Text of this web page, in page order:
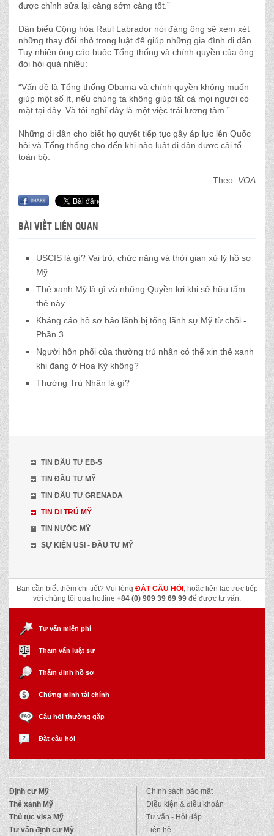
được chỉnh sửa lại càng sớm càng tốt.”
Dân biểu Cộng hòa Raul Labrador nói đảng ông sẽ xem xét
những thay đổi nhỏ trong luật để giúp những gia đình di dân.
Tuy nhiên ông cáo buộc Tổng thống và chính quyền của ông
đòi hỏi quá nhiều:
“Vấn đề là Tổng thống Obama và chính quyền không muốn
giúp một số ít, nếu chúng ta không giúp tất cả mọi người có
mặt tại đây. Và tôi nghĩ đây là một việc trái lương tâm.”
Những di dân cho biết họ quyết tiếp tục gây áp lực lên Quốc
hội và Tổng thống cho đến khi nào luật di dân được cải tổ
toàn bộ.
Theo: VOA
BÀI VIẾT LIÊN QUAN
USCIS là gì? Vai trò, chức năng và thời gian xử lý hồ sơ
Mỹ
Thẻ xanh Mỹ là gì và những Quyền lợi khi sở hữu tấm
thẻ này
Kháng cáo hồ sơ bảo lãnh bị tổng lãnh sự Mỹ từ chối -
Phần 3
Người hôn phối của thường trú nhân có thể xin thẻ xanh
khi đang ở Hoa Kỳ không?
Thường Trú Nhân là gì?
TIN ĐẦU TƯ EB-5
TIN ĐẦU TƯ MỸ
TIN ĐẦU TƯ GRENADA
TIN DI TRÚ MỸ
TIN NƯỚC MỸ
SỰ KIỆN USI - ĐẦU TƯ MỸ
Bạn cần biết thêm chi tiết? Vui lòng ĐẶT CÂU HỎI , hoặc liên lạc trực tiếp
với chúng tôi qua hotline +84 (0) 909 39 69 99 để được tư vấn.
Tư vấn miễn phí
Tham vấn luật sư
Thẩm định hồ sơ
Chứng minh tài chính
Câu hỏi thường gặp
Đặt câu hỏi
Định cư Mỹ
Thẻ xanh Mỹ
Thủ tục visa Mỹ
Tư vấn định cư Mỹ
Chính sách bảo mật
Điều kiện & điều khoản
Tư vấn - Hỏi đáp
Liên hệ